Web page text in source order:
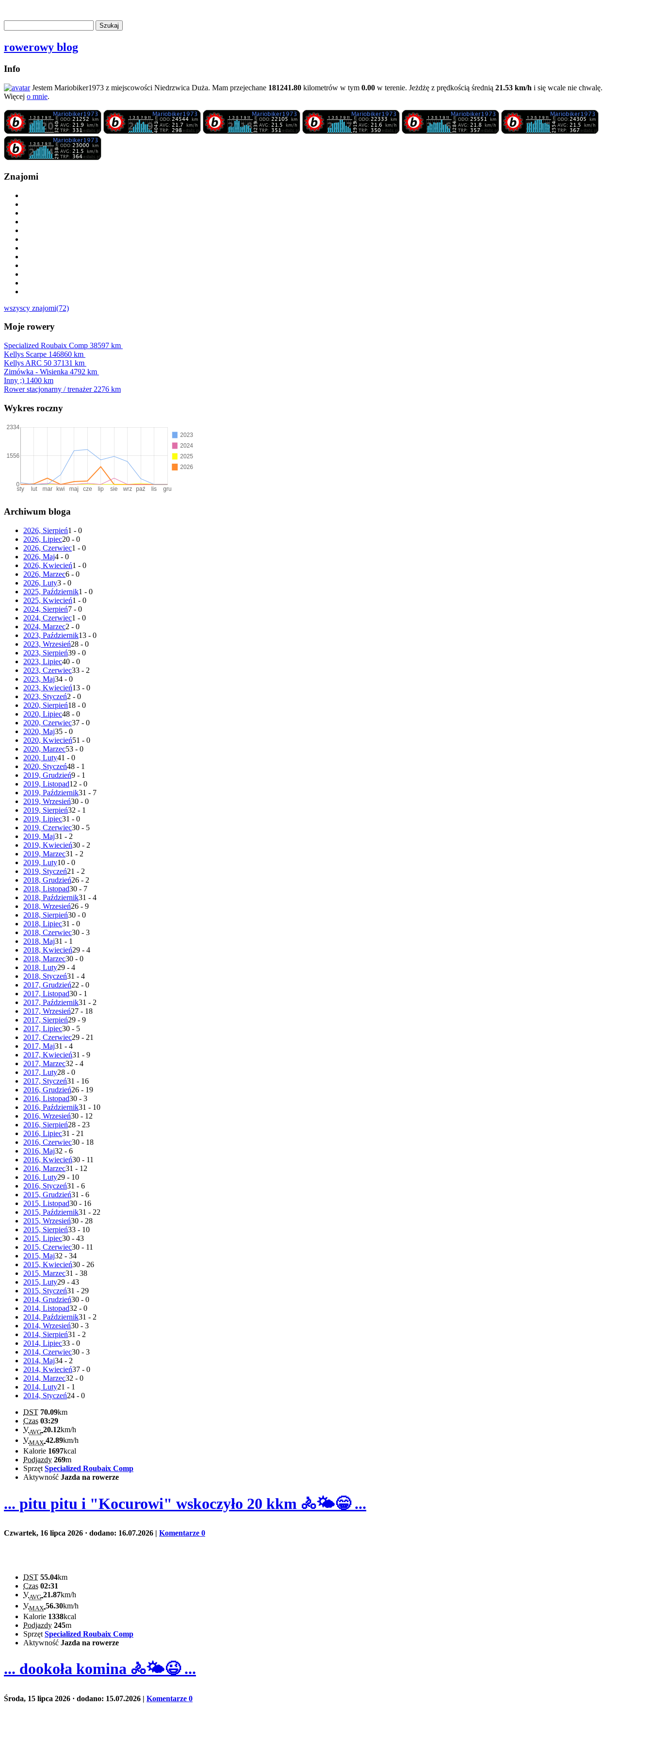
rowerowy blog
Info
Jestem Mariobiker1973 z miejscowości Niedrzwica Duża. Mam przejechane 181241.80 kilometrów w tym 0.00 w terenie. Jeżdżę z prędkością średnią 21.53 km/h i się wcale nie chwalę.
Więcej o mnie.
Znajomi
wszyscy znajomi(72)
Moje rowery
Specialized Roubaix Comp 38597 km
Kellys Scarpe 146860 km
Kellys ARC 50 37131 km
Zimówka - Wisienka 4792 km
Inny ;) 1400 km
Rower stacjonarny / trenażer 2276 km
Wykres roczny
Archiwum bloga
2026, Sierpień1 - 0
2026, Lipiec20 - 0
2026, Czerwiec1 - 0
2026, Maj4 - 0
2026, Kwiecień1 - 0
2026, Marzec6 - 0
2026, Luty3 - 0
2025, Październik1 - 0
2025, Kwiecień1 - 0
2024, Sierpień7 - 0
2024, Czerwiec1 - 0
2024, Marzec2 - 0
2023, Październik13 - 0
2023, Wrzesień28 - 0
2023, Sierpień39 - 0
2023, Lipiec40 - 0
2023, Czerwiec33 - 2
2023, Maj34 - 0
2023, Kwiecień13 - 0
2023, Styczeń2 - 0
2020, Sierpień18 - 0
2020, Lipiec48 - 0
2020, Czerwiec37 - 0
2020, Maj35 - 0
2020, Kwiecień51 - 0
2020, Marzec53 - 0
2020, Luty41 - 0
2020, Styczeń48 - 1
2019, Grudzień9 - 1
2019, Listopad12 - 0
2019, Październik31 - 7
2019, Wrzesień30 - 0
2019, Sierpień32 - 1
2019, Lipiec31 - 0
2019, Czerwiec30 - 5
2019, Maj31 - 2
2019, Kwiecień30 - 2
2019, Marzec31 - 2
2019, Luty10 - 0
2019, Styczeń21 - 2
2018, Grudzień26 - 2
2018, Listopad30 - 7
2018, Październik31 - 4
2018, Wrzesień26 - 9
2018, Sierpień30 - 0
2018, Lipiec31 - 0
2018, Czerwiec30 - 3
2018, Maj31 - 1
2018, Kwiecień29 - 4
2018, Marzec30 - 0
2018, Luty29 - 4
2018, Styczeń31 - 4
2017, Grudzień22 - 0
2017, Listopad30 - 1
2017, Październik31 - 2
2017, Wrzesień27 - 18
2017, Sierpień29 - 9
2017, Lipiec30 - 5
2017, Czerwiec29 - 21
2017, Maj31 - 4
2017, Kwiecień31 - 9
2017, Marzec32 - 4
2017, Luty28 - 0
2017, Styczeń31 - 16
2016, Grudzień26 - 19
2016, Listopad30 - 3
2016, Październik31 - 10
2016, Wrzesień30 - 12
2016, Sierpień28 - 23
2016, Lipiec31 - 21
2016, Czerwiec30 - 18
2016, Maj32 - 6
2016, Kwiecień30 - 11
2016, Marzec31 - 12
2016, Luty29 - 10
2016, Styczeń31 - 6
2015, Grudzień31 - 6
2015, Listopad30 - 16
2015, Październik31 - 22
2015, Wrzesień30 - 28
2015, Sierpień33 - 10
2015, Lipiec30 - 43
2015, Czerwiec30 - 11
2015, Maj32 - 34
2015, Kwiecień30 - 26
2015, Marzec31 - 38
2015, Luty29 - 43
2015, Styczeń31 - 29
2014, Grudzień30 - 0
2014, Listopad32 - 0
2014, Październik31 - 2
2014, Wrzesień30 - 3
2014, Sierpień31 - 2
2014, Lipiec33 - 0
2014, Czerwiec30 - 3
2014, Maj34 - 2
2014, Kwiecień37 - 0
2014, Marzec32 - 0
2014, Luty21 - 1
2014, Styczeń24 - 0
DST 70.09km
Czas 03:29
VAVG 20.12km/h
VMAX 42.89km/h
Kalorie 1697kcal
Podjazdy 269m
Sprzęt Specialized Roubaix Comp
Aktywność Jazda na rowerze
... pitu pitu i "Kocurowi" wskoczyło 20 kkm 🚴🌤️😁 ...
Czwartek, 16 lipca 2026 · dodano: 16.07.2026 | Komentarze 0
DST 55.04km
Czas 02:31
VAVG 21.87km/h
VMAX 56.30km/h
Kalorie 1338kcal
Podjazdy 245m
Sprzęt Specialized Roubaix Comp
Aktywność Jazda na rowerze
... dookoła komina 🚴🌤️😉 ...
Środa, 15 lipca 2026 · dodano: 15.07.2026 | Komentarze 0